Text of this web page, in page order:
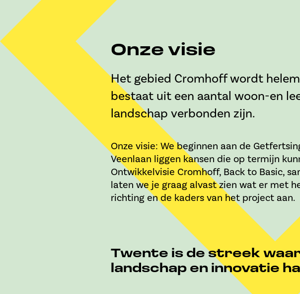
Onze visie
Het gebied Cromhoff wordt
bestaat uit een aantal woon-en
landschap verbonden zijn.
Onze visie: We beginnen aan de
Veenlaan liggen kansen die op termijn
Ontwikkelvisie Cromhoff, Back to Basic,
laten we je graag alvast zien wat er met
richting en de kaders van het project aan.
Twente is de streek
landschap en innovatie